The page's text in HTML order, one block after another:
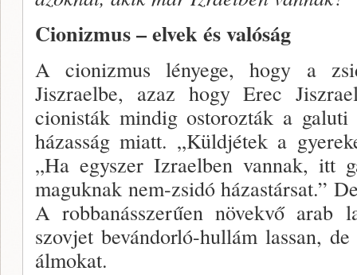
Cionizmus – elvek és valóság
A cionizmus lényege, hogy a
Jiszraelbe, azaz hogy Erec
cionisták mindig ostorozták a galuti
házasság miatt. „Küldjétek a
„Ha egyszer Izraelben vannak, itt
maguk­nak nem-zsidó házastársat.”
A robbanásszerűen nö­vekvő arab
szovjet bevándorló-hullám lassan,
álmokat.